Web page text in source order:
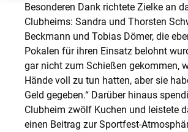
Besonderen Dank richtete Zielke an
Clubheims: Sandra und Thorsten
Beckmann und Tobias Dömer, die
Pokalen für ihren Einsatz belohnt
gar nicht zum Schießen gekommen,
Hände voll zu tun hatten, aber sie
Geld gegeben.“ Darüber hinaus
Clubheim zwölf Kuchen und leistete
einen Beitrag zur Sportfest-